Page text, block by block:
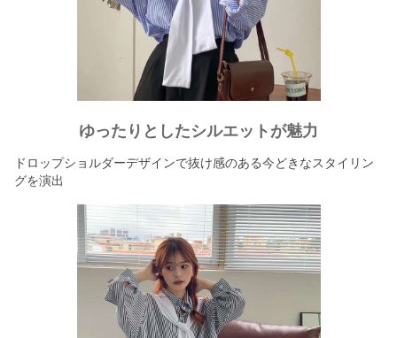
ゆったりとしたシルエットが魅力
ドロップショルダーデザインで抜け感のある今どきなスタイリン
グを演出